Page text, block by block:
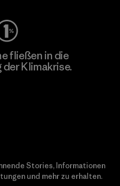
fließen in die
Klimakrise.
Stories, Informationen
und mehr zu erhalten.